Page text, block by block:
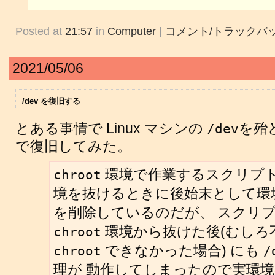
Posted at 21:57 in Computer | コメント/トラックバ
2021/05/06
/dev を復旧する
とある事情で Linux マシンの /devを殆
で復旧してみた。
chroot 環境で作業するスクリプ
境を抜けるときに後始末として
を削除しているのだが、 スクリ
chroot 環境から抜けた後(むしろ
chroot できなかった場合) にも /
理が 動作してしまったので実環